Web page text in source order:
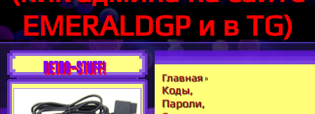
EMERALDGP и в TG)
RETRO-STUFF!
Главная»
Коды,
Пароли,